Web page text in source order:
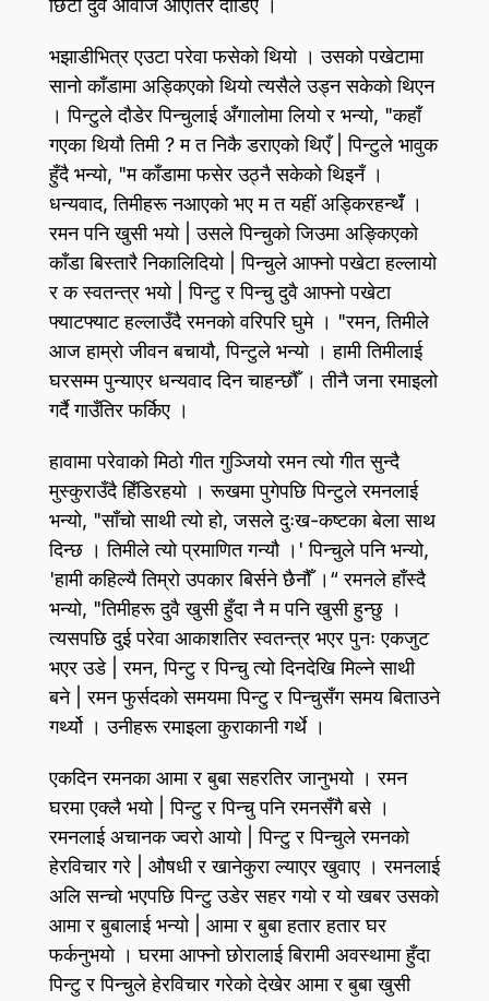
छिटो दुवै आवाज आएतिर दौडिए ।
भझाडीभित्र एउटा परेवा फसेको थियो । उसको पखेटामा
सानो काँडामा अड्किएको थियो त्यसैले उड्न सकेको थिएन
। पिन्टुले दौडेर पिन्चुलाई अँगालोमा लियो र भन्यो, "कहाँ
गएका थियौ तिमी ? म त निकै डराएको थिएँ | पिन्टुले भावुक
हुँदै भन्यो, "म काँडामा फसेर उठ्नै सकेको थिइनँ ।
धन्यवाद, तिमीहरू नआएको भए म त यहीं अड्किरहन्थँँ ।
रमन पनि खुसी भयो | उसले पिन्चुको जिउमा अङ्किएको
काँडा बिस्तारै निकालिदियो | पिन्चुले आफ्नो पखेटा हल्लायो
र क स्वतन्त्र भयो | पिन्टु र पिन्चु दुवै आफ्नो पखेटा
फ्याटफ्याट हल्लाउँदै रमनको वरिपरि घुमे । "रमन, तिमीले
आज हाम्रो जीवन बचायौ, पिन्टुले भन्यो । हामी तिमीलाई
घरसम्म पुन्याएर धन्यवाद दिन चाहन्छौँ । तीनै जना रमाइलो
गर्दै गाउँतिर फर्किए ।
हावामा परेवाको मिठो गीत गुञ्जियो रमन त्यो गीत सुन्दै
मुस्कुराउँदै हिँडिरहयो । रूखमा पुगेपछि पिन्टुले रमनलाई
भन्यो, "साँचो साथी त्यो हो, जसले दुःख-कष्टका बेला साथ
दिन्छ । तिमीले त्यो प्रमाणित गन्यौ ।' पिन्चुले पनि भन्यो,
'हामी कहिल्यै तिम्रो उपकार बिर्सने छैनौँ ।“ रमनले हाँस्दै
भन्यो, "तिमीहरू दुवै खुसी हुँदा नै म पनि खुसी हुन्छु ।
त्यसपछि दुई परेवा आकाशतिर स्वतन्त्र भएर पुनः एकजुट
भएर उडे | रमन, पिन्टु र पिन्चु त्यो दिनदेखि मिल्ने साथी
बने | रमन फुर्सदको समयमा पिन्टु र पिन्चुसँग समय बिताउने
गर्थ्यो । उनीहरू रमाइला कुराकानी गर्थे ।
एकदिन रमनका आमा र बुबा सहरतिर जानुभयो । रमन
घरमा एक्लै भयो | पिन्टु र पिन्चु पनि रमनसँगै बसे ।
रमनलाई अचानक ज्वरो आयो | पिन्टु र पिन्चुले रमनको
हेरविचार गरे | औषधी र खानेकुरा ल्याएर खुवाए । रमनलाई
अलि सन्चो भएपछि पिन्टु उडेर सहर गयो र यो खबर उसको
आमा र बुबालाई भन्यो | आमा र बुबा हतार हतार घर
फर्कनुभयो । घरमा आफ्नो छोरालाई बिरामी अवस्थामा हुँदा
पिन्टु र पिन्चुले हेरविचार गरेको देखेर आमा र बुबा खुसी